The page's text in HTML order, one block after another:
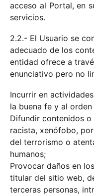
acceso al Portal, en
servicios.
2.2.- El Usuario se
adecuado de los
entidad ofrece a
enunciativo pero no
Incurrir en
la buena fe y al
Difundir contenidos
racista, xenófobo,
del terrorismo o
humanos;
Provocar daños en
titular del sitio web,
terceras personas,